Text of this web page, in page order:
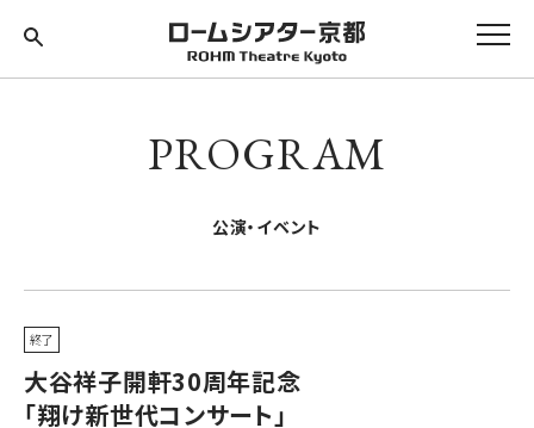
PROGRAM
公演・イベント
終了
大谷祥子開軒30周年記念
「翔け新世代コンサート」